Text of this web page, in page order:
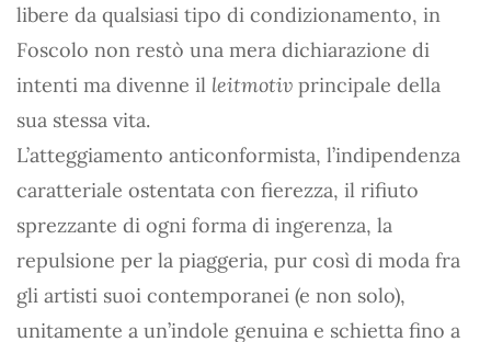
libere da qualsiasi tipo di condizionamento, in
Foscolo non restò una mera dichiarazione di
intenti ma divenne il leitmotiv principale della
sua stessa vita.
L’atteggiamento anticonformista, l’indipendenza
caratteriale ostentata con fierezza, il rifiuto
sprezzante di ogni forma di ingerenza, la
repulsione per la piaggeria, pur così di moda fra
gli artisti suoi contemporanei (e non solo),
unitamente a un’indole genuina e schietta fino a